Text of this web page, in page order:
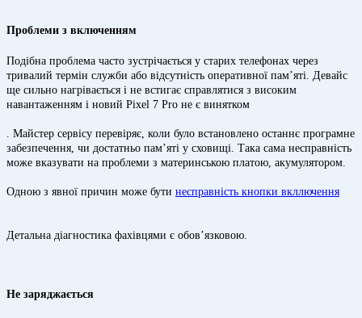
Проблеми з включенням
Подібна проблема часто зустрічається у старих телефонах через
тривалий термін служби або відсутність оперативної пам’яті. Девайс
ще сильно нагрівається і не встигає справлятися з високим
навантаженням і новий Pixel 7 Pro не є винятком
. Майстер сервісу перевіряє, коли було встановлено останнє програмне
забезпечення, чи достатньо пам’яті у сховищі. Така сама несправність
може вказувати на проблеми з материнською платою, акумулятором.
Одною з явної причин може бути несправність кнопки вкллючення
Детальна діагностика фахівцями є обов’язковою.
Не заряджається